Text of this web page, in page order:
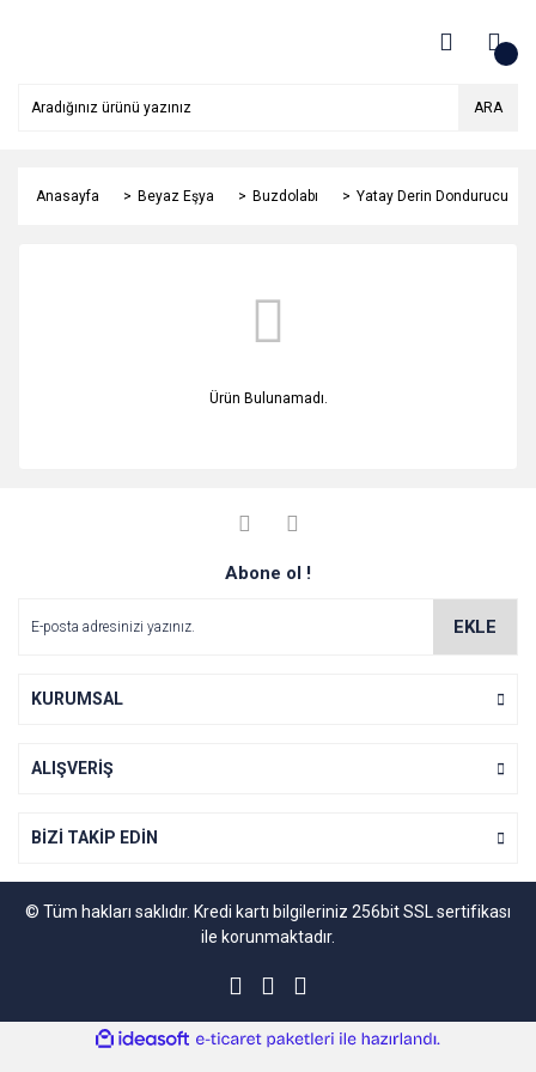
ARA
Anasayfa Beyaz Eşya Buzdolabı Yatay Derin Dondurucu
Ürün Bulunamadı.
Abone ol !
EKLE
KURUMSAL
ALIŞVERİŞ
BİZİ TAKİP EDİN
© Tüm hakları saklıdır. Kredi kartı bilgileriniz 256bit SSL sertifikası
ile korunmaktadır.
ideasoft
e-